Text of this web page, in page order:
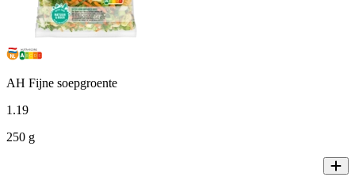
AH Fijne soepgroente
1.19
250 g